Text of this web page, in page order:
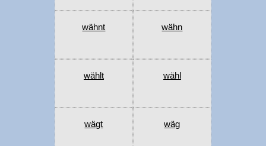
wähnt wähn
wählt wähl
wägt wäg